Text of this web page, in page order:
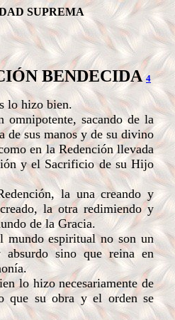
SUPREMA
BENDECIDA4
lo hizo bien.
sacando de la
de sus manos y de su divino
en la Redención llevada
y el Sacrificio de su Hijo
la una creando y
la otra redimiendo y
de la Gracia.
espiritual no son un
absurdo sino que reina en
lo hizo necesariamente de
que su obra y el orden se